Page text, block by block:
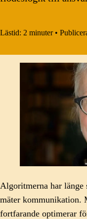
Lästid: 2 minuter •
Algoritmerna har länge
mäter kommunikation.
fortfarande optimerar